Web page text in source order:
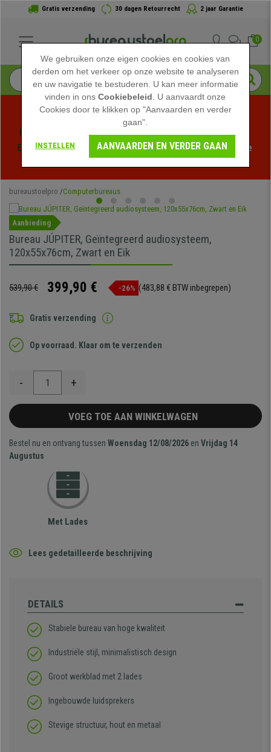
Gratis verzending 30 dagen Retourrecht 2 jaar Garantie
0
Profiteer van de Zomeruitverkoop bij bureaustoelpro!
Exclusieve kortingen voor een beperkte tijd - Bekijk de
bureaustoelpro Computerbureaus
Aanbieding
Bureau JÚPITER, Geïntegreerd audiosysteem,
120x55x76cm, Zwart en Eik
539,90 € 399,90 € -26% (483,88 € BTW inbegrepen)
Gratis verzending
Op voorraad. Klaar om te verzenden
- +
VOEG TOE AAN WINKELWAGEN
Bestel nu en ontvang tussen Woensdag 12/08/2026 en Vrijdag 14
Augustus
Met Lades
Lees gedetailleerde beschrijving
DETAILS
Stabiele bureau van hoge kwaliteit
Industriële stijl, minimalistisch design
Groot werkblad met 2 lades
Ingebouwde luidsprekers
Stevige structuur, hout en metaal
We gebruiken onze eigen cookies en cookies van
derden om het verkeer op onze website te analyseren
en uw navigatie te bestuderen. U kan meer informatie
vinden in onsCookiebeleid . U aanvaardt onze
Cookies door te klikken op "Aanvaarden en verder
gaan".
INSTELLEN AANVAARDEN EN VERDER GAAN